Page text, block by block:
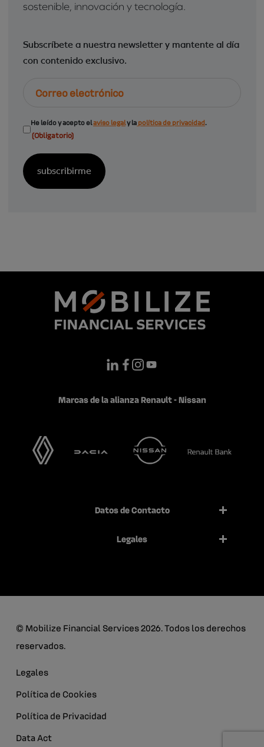
sostenible, innovación y tecnología.
Subscríbete a nuestra newsletter y mantente al día
con contenido exclusivo.
Consentimiento
(Obligatorio)
He leído y acepto elaviso legaly la política de privacidad.
(Obligatorio)
Marcas de la alianza Renault - Nissan
Datos de Contacto
Legales
© Mobilize Financial Services 2026. Todos los derechos
reservados.
Legales
Política de Cookies
Política de Privacidad
Data Act